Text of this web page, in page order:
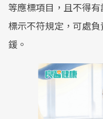
等應標項目，且不得
標示不符規定，可處
鍰。